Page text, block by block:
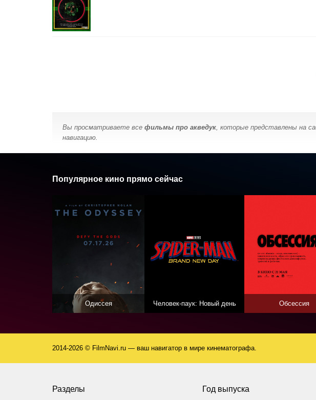
Вы просматриваете все фильмы про акведук, которые представлены на
навигацию.
Популярное кино прямо сейчас
Одиссея Человек-паук: Новый день Обсессия
2014-2026 © FilmNavi.ru — ваш навигатор в мире кинематографа.
Разделы Год выпуска